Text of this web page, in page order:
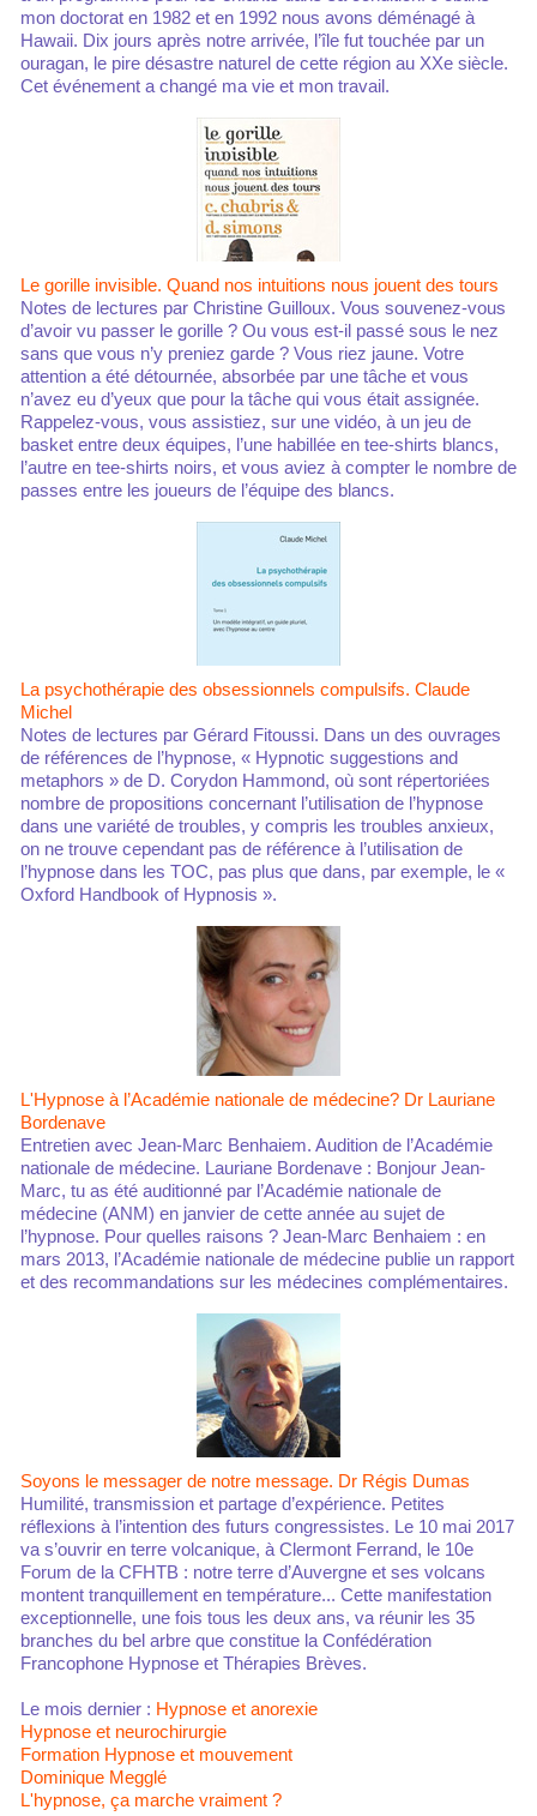
mon doctorat en 1982 et en 1992 nous avons déménagé à
Hawaii. Dix jours après notre arrivée, l’île fut touchée par un
ouragan, le pire désastre naturel de cette région au XXe siècle.
Cet événement a changé ma vie et mon travail.
Le gorille invisible. Quand nos intuitions nous jouent des tours
Notes de lectures par Christine Guilloux. Vous souvenez-vous
d’avoir vu passer le gorille ? Ou vous est-il passé sous le nez
sans que vous n’y preniez garde ? Vous riez jaune. Votre
attention a été détournée, absorbée par une tâche et vous
n’avez eu d’yeux que pour la tâche qui vous était assignée.
Rappelez-vous, vous assistiez, sur une vidéo, à un jeu de
basket entre deux équipes, l’une habillée en tee-shirts blancs,
l’autre en tee-shirts noirs, et vous aviez à compter le nombre de
passes entre les joueurs de l’équipe des blancs.
La psychothérapie des obsessionnels compulsifs. Claude
Michel
Notes de lectures par Gérard Fitoussi. Dans un des ouvrages
de références de l’hypnose, « Hypnotic suggestions and
metaphors » de D. Corydon Hammond, où sont répertoriées
nombre de propositions concernant l’utilisation de l’hypnose
dans une variété de troubles, y compris les troubles anxieux,
on ne trouve cependant pas de référence à l’utilisation de
l’hypnose dans les TOC, pas plus que dans, par exemple, le «
Oxford Handbook of Hypnosis ».
L'Hypnose à l’Académie nationale de médecine? Dr Lauriane
Bordenave
Entretien avec Jean-Marc Benhaiem. Audition de l’Académie
nationale de médecine. Lauriane Bordenave : Bonjour Jean-
Marc, tu as été auditionné par l’Académie nationale de
médecine (ANM) en janvier de cette année au sujet de
l’hypnose. Pour quelles raisons ? Jean-Marc Benhaiem : en
mars 2013, l’Académie nationale de médecine publie un rapport
et des recommandations sur les médecines complémentaires.
Soyons le messager de notre message. Dr Régis Dumas
Humilité, transmission et partage d’expérience. Petites
réflexions à l’intention des futurs congressistes. Le 10 mai 2017
va s’ouvrir en terre volcanique, à Clermont Ferrand, le 10e
Forum de la CFHTB : notre terre d’Auvergne et ses volcans
montent tranquillement en température... Cette manifestation
exceptionnelle, une fois tous les deux ans, va réunir les 35
branches du bel arbre que constitue la Confédération
Francophone Hypnose et Thérapies Brèves.
Le mois dernier : Hypnose et anorexie
Hypnose et neurochirurgie
Formation Hypnose et mouvement
Dominique Megglé
L'hypnose, ça marche vraiment ?